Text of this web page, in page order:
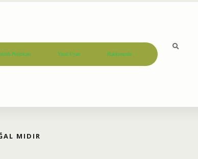
Politikası Yasal Uyarı Hakkımızda
MIDIR